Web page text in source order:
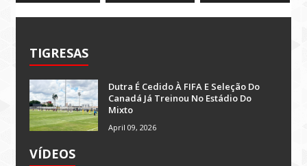
TIGRESAS
Dutra É Cedido À FIFA E Seleção Do
Canadá Já Treinou No Estádio Do
Mixto
April 09, 2026
VÍDEOS